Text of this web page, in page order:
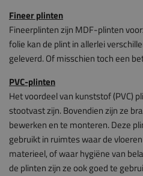
Fineer plinten
Fineerplinten zijn MDF-plinten
folie kan de plint in allerlei
geleverd. Of misschien toch een
PVC-plinten
Het voordeel van kunststof (PVC)
stootvast zijn. Bovendien zijn ze
bewerken en te monteren. Deze
gebruikt in ruimtes waar de
materieel, of waar hygiëne van
de plinten zijn ze ook goed te